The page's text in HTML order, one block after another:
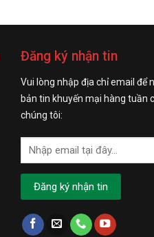
Đăng ký nhận tin
Vui lòng nhập địa chỉ email để
bản tin khuyến mại hàng tuần
chúng tôi: